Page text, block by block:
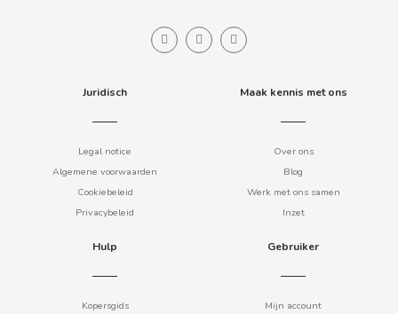
HARIBO
Juridisch
Legal notice
Algemene voorwaarden
Cookiebeleid
Privacybeleid
Maak kennis met ons
Over ons
Blog
Werk met ons samen
Inzet
Hulp
Kopersgids
Gebruiker
Mijn account